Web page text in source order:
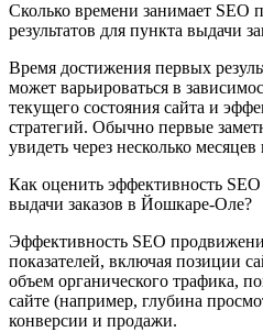
Сколько времени занимает SEO
результатов для пункта выдачи
Время достижения первых
может варьироваться в
текущего состояния сайта и
стратегий. Обычно первые
увидеть через несколько месяцев
Как оценить эффективность
выдачи заказов в Йошкаре-Оле?
Эффективность SEO
показателей, включая позиции
объем органического трафика,
сайте (например, глубина
конверсии и продажи.